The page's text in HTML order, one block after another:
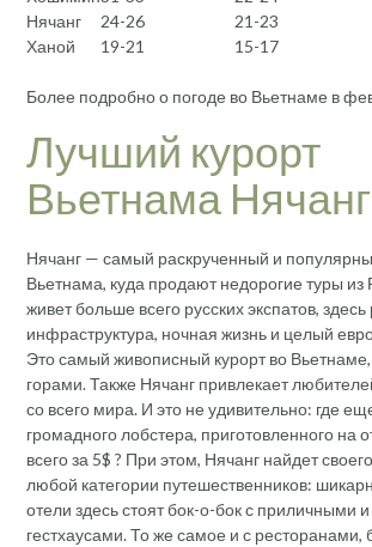
Нячанг
24-26 21-23
Ханой
19-21 15-17
Более подробно о погоде во Вьетнаме в
Лучший курорт
Вьетнама Нячанг
Нячанг — самый раскрученный и
Вьетнама, куда продают недорогие туры из
живет больше всего русских экспатов, здесь
инфраструктура, ночная жизнь и целый
Это самый живописный курорт во
горами. Также Нячанг привлекает
со всего мира. И это не удивительно: где
громадного лобстера, приготовленного на
всего за 5$ ? При этом, Нячанг найдет
любой категории путешественников:
отели здесь стоят бок-о-бок с приличными
гестхаусами. То же самое и с